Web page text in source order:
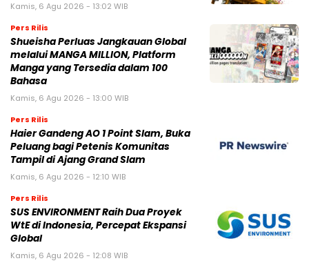
Kamis, 6 Agu 2026 - 13:02 WIB
Pers Rilis
Shueisha Perluas Jangkauan Global
melalui MANGA MILLION, Platform
Manga yang Tersedia dalam 100
Bahasa
Kamis, 6 Agu 2026 - 13:00 WIB
Pers Rilis
Haier Gandeng AO 1 Point Slam, Buka
Peluang bagi Petenis Komunitas
Tampil di Ajang Grand Slam
Kamis, 6 Agu 2026 - 12:10 WIB
Pers Rilis
SUS ENVIRONMENT Raih Dua Proyek
WtE di Indonesia, Percepat Ekspansi
Global
Kamis, 6 Agu 2026 - 12:08 WIB